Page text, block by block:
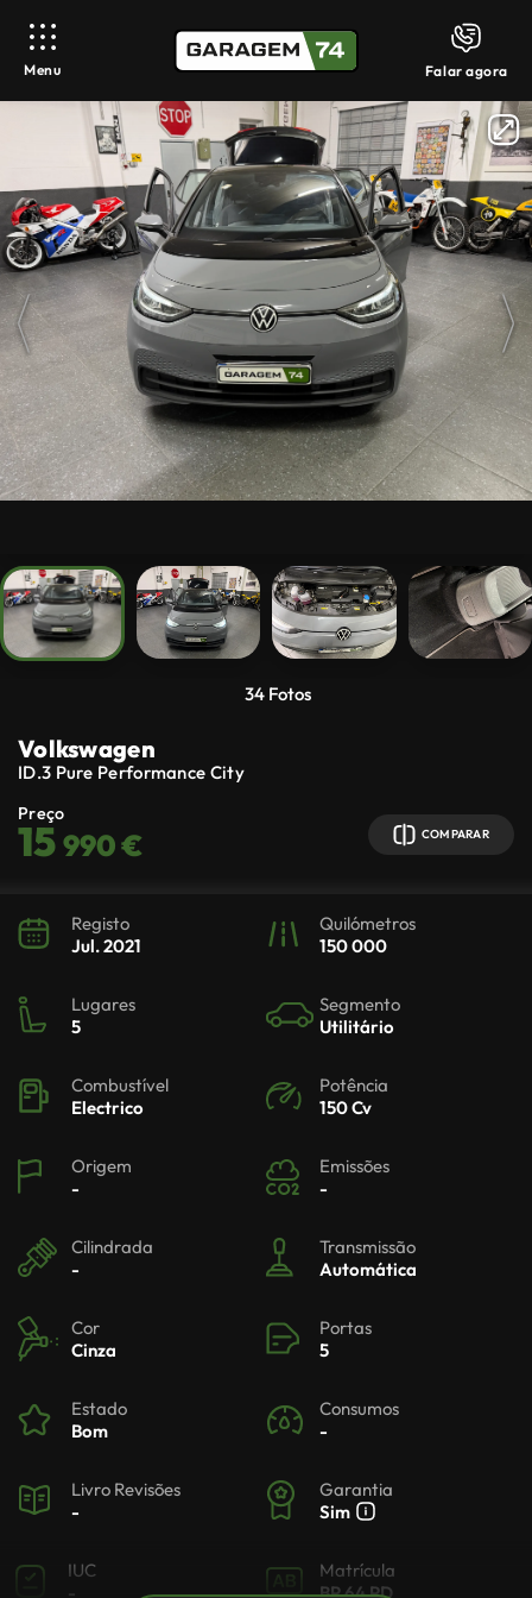
Menu Falar agora
34 Fotos
Volkswagen
ID.3 Pure Performance City
Preço
15990 € COMPARAR
Registo
Jul. 2021
Quilómetros
150 000
Lugares
5
Segmento
Utilitário
Combustível
Electrico
Potência
150 Cv
Origem
-
Emissões
-
Cilindrada
-
Transmissão
Automática
Cor
Cinza
Portas
5
Estado
Bom
Consumos
-
Livro Revisões
-
Garantia
Sim
IUC
-
Matrícula
BP 64 PD